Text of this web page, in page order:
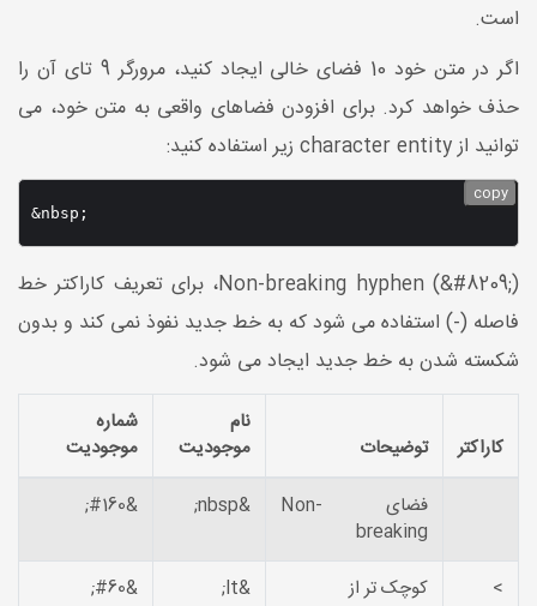
است.
اگر در متن خود 10 فضای خالی ایجاد کنید، مرورگر 9 تای آن را
حذف خواهد کرد. برای افزودن فضاهای واقعی به متن خود، می
توانید از character entity زیر استفاده کنید:
&nbsp;
copy
Non-breaking hyphen (&#8209;)، برای تعریف کاراکتر خط
فاصله (-) استفاده می شود که به خط جدید نفوذ نمی کند و بدون
شکسته شدن به خط جدید ایجاد می شود.
کاراکتر توضیحات
نام
موجودیت
شماره
موجودیت
فضای Non-
breaking
&nbsp;
&#160;
> کوچک تر از &lt;
&#60;